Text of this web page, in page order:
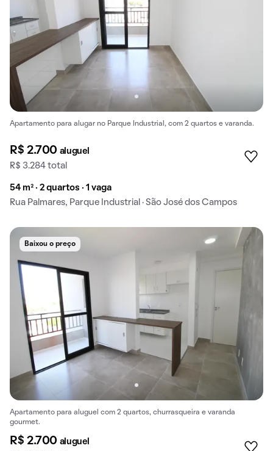
Apartamento para alugar no Parque Industrial, com 2 quartos e varanda.
R$ 2.700 aluguel
R$ 3.284 total
54 m² · 2 quartos · 1 vaga
Rua Palmares, Parque Industrial · São José dos Campos
Baixou o preço
Apartamento para aluguel com 2 quartos, churrasqueira e varanda
gourmet.
R$ 2.700 aluguel